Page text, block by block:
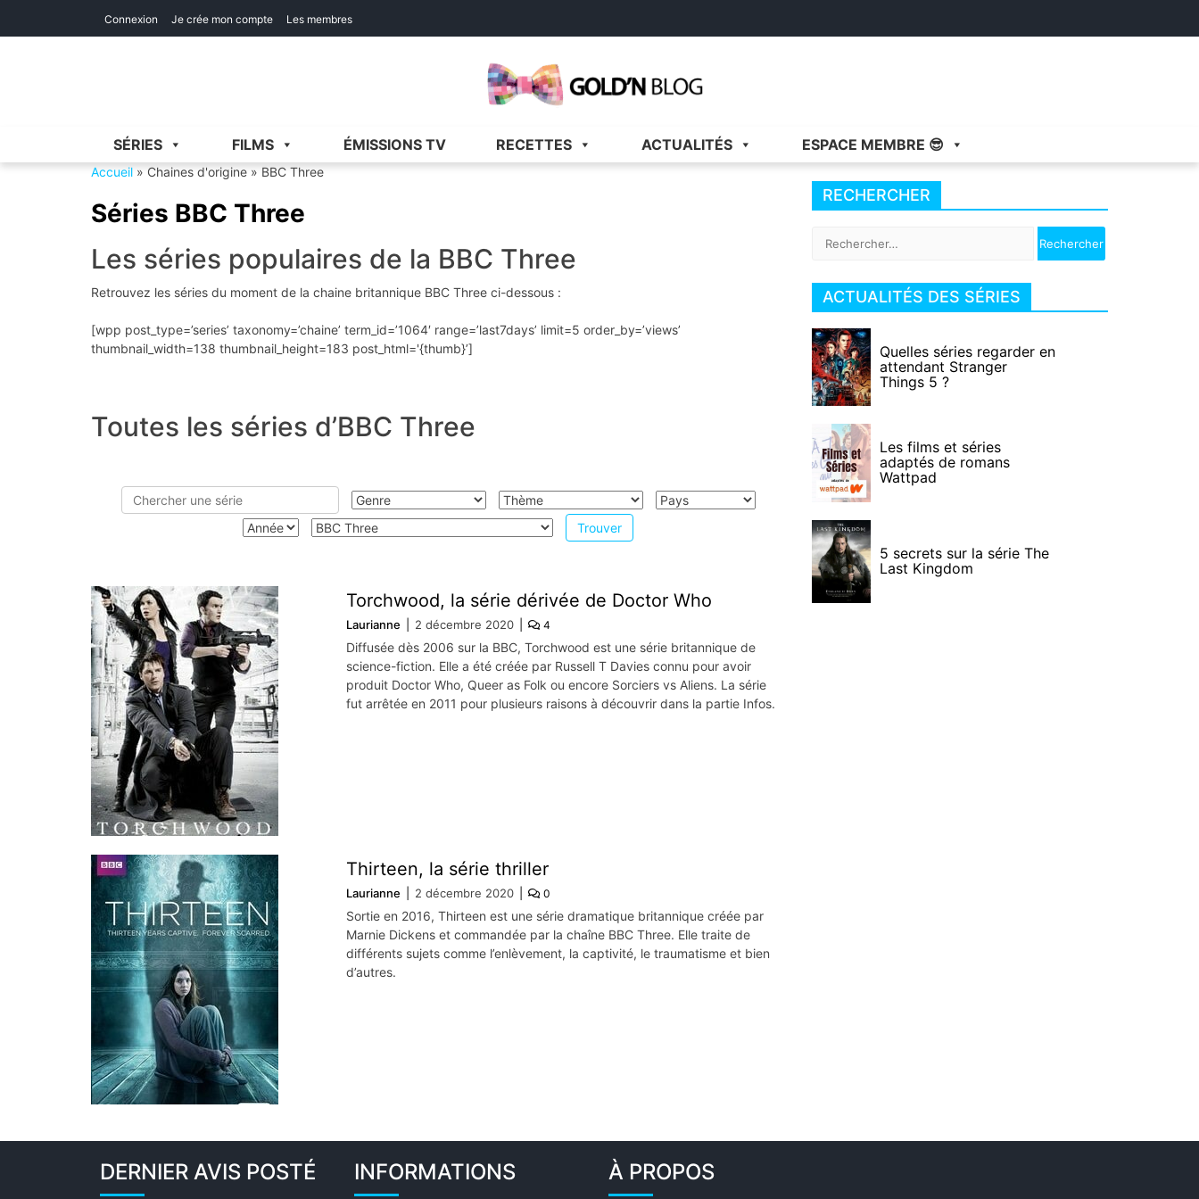
Connexion Je crée mon compte Les membres
Gold'n Blog
SÉRIES FILMS ÉMISSIONS TV RECETTES ACTUALITÉS ESPACE MEMBRE 😎
Accueil » Chaines d'origine » BBC Three
Séries BBC Three
Les séries populaires de la BBC Three
Retrouvez les séries du moment de la chaine britannique BBC Three ci-dessous :
[wpp post_type=’series’ taxonomy=’chaine’ term_id=’1064′ range=’last7days’ limit=5 order_by=’views’
thumbnail_width=138 thumbnail_height=183 post_html='{thumb}’]
Toutes les séries d’BBC Three
Torchwood, la série dérivée de Doctor Who
Laurianne 2 décembre 2020 4
Diffusée dès 2006 sur la BBC, Torchwood est une série britannique de
science-fiction. Elle a été créée par Russell T Davies connu pour avoir
produit Doctor Who, Queer as Folk ou encore Sorciers vs Aliens. La série
fut arrêtée en 2011 pour plusieurs raisons à découvrir dans la partie Infos.
Thirteen, la série thriller
Laurianne 2 décembre 2020 0
Sortie en 2016, Thirteen est une série dramatique britannique créée par
Marnie Dickens et commandée par la chaîne BBC Three. Elle traite de
différents sujets comme l’enlèvement, la captivité, le traumatisme et bien
d’autres.
RECHERCHER
ACTUALITÉS DES SÉRIES
Quelles séries regarder en
attendant Stranger
Things 5 ?
Les films et séries
adaptés de romans
Wattpad
5 secrets sur la série The
Last Kingdom
DERNIER AVIS POSTÉ INFORMATIONS À PROPOS